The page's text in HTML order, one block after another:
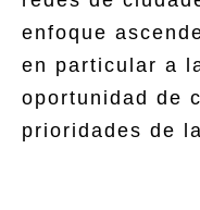
enfoque
en particular a
oportunidad de
prioridades de